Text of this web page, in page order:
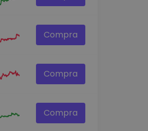
Compra
Compra
Compra